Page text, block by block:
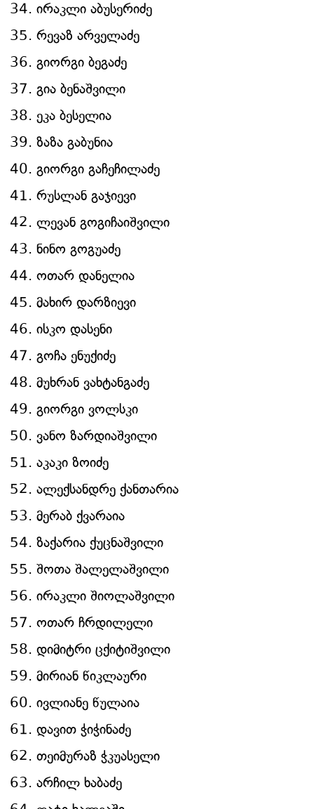
ირაკლი აბუსერიძე
რევაზ არველაძე
გიორგი ბეგაძე
გია ბენაშვილი
ეკა ბესელია
ზაზა გაბუნია
გიორგი გაჩეჩილაძე
რუსლან გაჯიევი
ლევან გოგიჩაიშვილი
ნინო გოგუაძე
ოთარ დანელია
მახირ დარზიევი
ისკო დასენი
გოჩა ენუქიძე
მუხრან ვახტანგაძე
გიორგი ვოლსკი
ვანო ზარდიაშვილი
აკაკი ზოიძე
ალექსანდრე ქანთარია
მერაბ ქვარაია
ზაქარია ქუცნაშვილი
შოთა შალელაშვილი
ირაკლი შიოლაშვილი
ოთარ ჩრდილელი
დიმიტრი ცქიტიშვილი
მირიან წიკლაური
ივლიანე წულაია
დავით ჭიჭინაძე
თეიმურაზ ჭკუასელი
არჩილ ხაბაძე